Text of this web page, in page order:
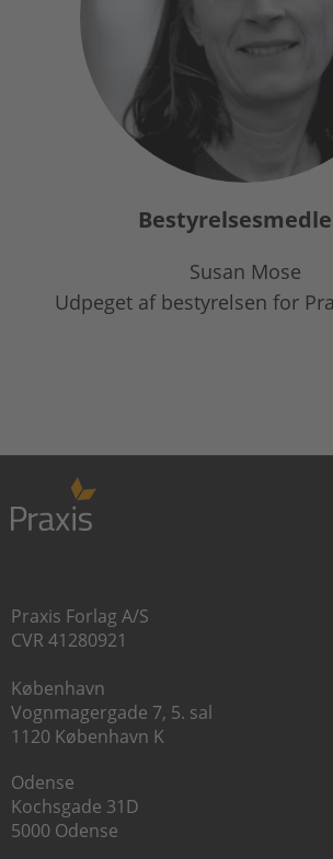
Susan Mose
Udpeget af bestyrelsen for
Praxis Forlag A/S
CVR 41280921
København
Vognmagergade 7, 5. sal
1120 København K
Odense
Kochsgade 31D
5000 Odense